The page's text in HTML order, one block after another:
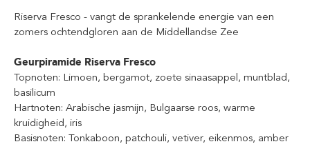
Riserva Fresco - vangt de sprankelende energie van een
zomers ochtendgloren aan de Middellandse Zee
Geurpiramide Riserva Fresco
Topnoten: Limoen, bergamot, zoete sinaasappel, muntblad,
basilicum
Hartnoten: Arabische jasmijn, Bulgaarse roos, warme
kruidigheid, iris
Basisnoten: Tonkaboon, patchouli, vetiver, eikenmos, amber